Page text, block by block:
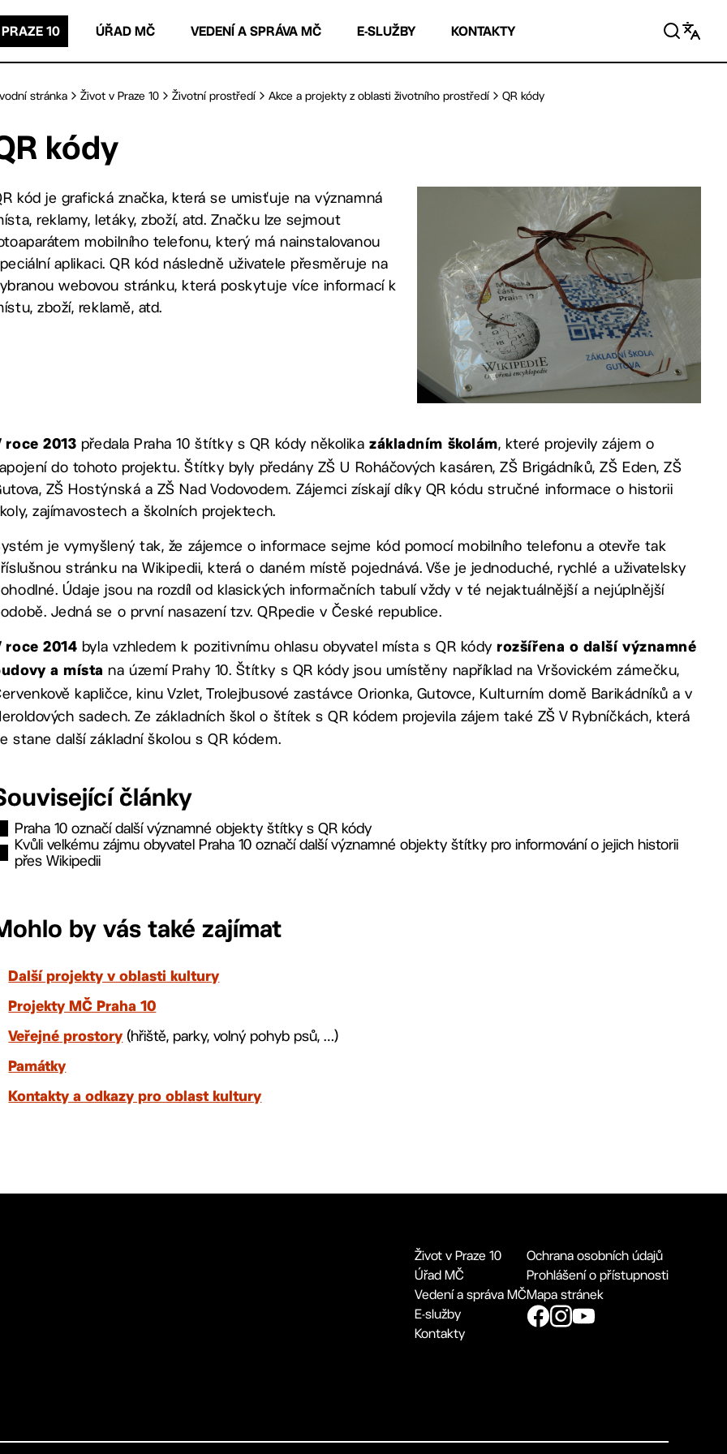
10 ÚŘAD MČ VEDENÍ A SPRÁVA MČ E-SLUŽBY KONTAKTY
stránka Život v Praze 10 Životní prostředí Akce a projekty z oblasti životního prostředí QR kódy
kódy
kód je grafická značka, která se umisťuje na významná
reklamy, letáky, zboží, atd. Značku lze sejmout
mobilního telefonu, který má nainstalovanou
aplikaci. QR kód následně uživatele přesměruje na
webovou stránku, která poskytuje více informací k
zboží, reklamě, atd.
roce 2013 předala Praha 10 štítky s QR kódy několikazákladním školám, které projevily zájem o
do tohoto projektu. Štítky byly předány ZŠ U Roháčových kasáren, ZŠ Brigádníků, ZŠ Eden, ZŠ
ZŠ Hostýnská a ZŠ Nad Vodovodem. Zájemci získají díky QR kódu stručné informace o historii
zajímavostech a školních projektech.
je vymyšlený tak, že zájemce o informace sejme kód pomocí mobilního telefonu a otevře tak
stránku na Wikipedii, která o daném místě pojednává. Vše je jednoduché, rychlé a uživatelsky
Údaje jsou na rozdíl od klasických informačních tabulí vždy v té nejaktuálnější a nejúplnější
Jedná se o první nasazení tzv. QRpedie v České republice.
roce 2014 byla vzhledem k pozitivnímu ohlasu obyvatel místa s QR kódyrozšířena o další významné
a místa na území Prahy 10. Štítky s QR kódy jsou umístěny například na Vršovickém zámečku,
kapličce, kinu Vzlet, Trolejbusové zastávce Orionka, Gutovce, Kulturním domě Barikádníků a v
sadech. Ze základních škol o štítek s QR kódem projevila zájem také ZŠ V Rybníčkách, která
stane další základní školou s QR kódem.
články
Praha 10 označí další významné objekty štítky s QR kódy
Kvůli velkému zájmu obyvatel Praha 10 označí další významné objekty štítky pro informování o jejich historii
přes Wikipedii
by vás také zajímat
Další projekty v oblasti kultury
Projekty MČ Praha 10
Veřejné prostory (hřiště, parky, volný pohyb psů, …)
Památky
Kontakty a odkazy pro oblast kultury
Život v Praze 10
Úřad MČ
Vedení a správa MČ
E-služby
Kontakty
Ochrana osobních údajů
Prohlášení o přístupnosti
Mapa stránek